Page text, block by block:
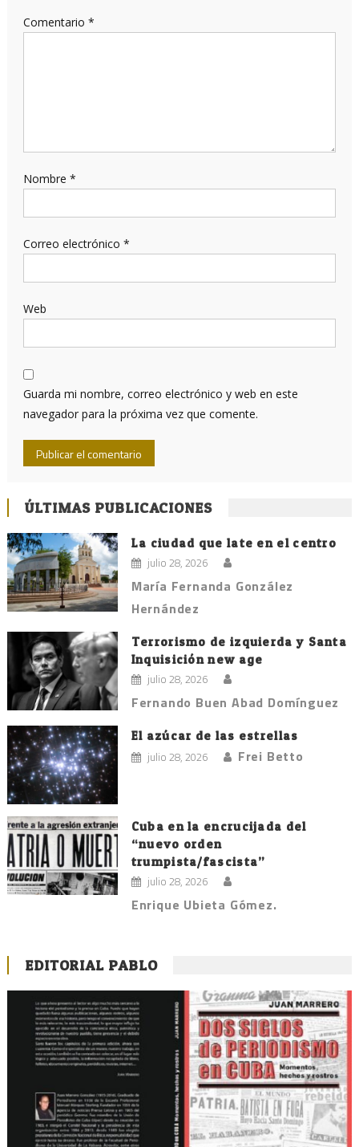
Comentario *
Nombre *
Correo electrónico *
Web
Guarda mi nombre, correo electrónico y web en este
navegador para la próxima vez que comente.
ÚLTIMAS PUBLICACIONES
La ciudad que late en el centro
julio 28, 2026
María Fernanda González
Hernández
Terrorismo de izquierda y Santa
Inquisición new age
julio 28, 2026
Fernando Buen Abad Domínguez
El azúcar de las estrellas
julio 28, 2026 Frei Betto
Cuba en la encrucijada del
“nuevo orden
trumpista/fascista”
julio 28, 2026
Enrique Ubieta Gómez.
EDITORIAL PABLO